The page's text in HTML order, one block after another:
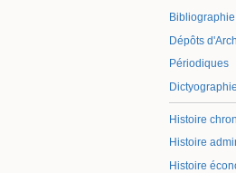
Dépôts
Périodiques
Dictyographie
Histoire
Histoire
Histoire